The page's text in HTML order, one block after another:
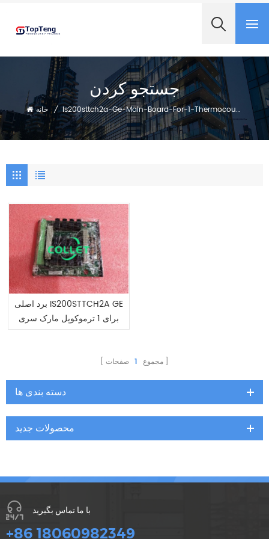
جستجو کردن
خانه / Is200sttch2a-Ge-Main-Board-For-1-Thermocouple
برد اصلی IS200STTCH2A GE
برای 1 ترموکوپل مارک سری
VI
مجموع 1 صفحات
دسته بندی ها
محصولات جدید
با ما تماس بگیرید
+86 18060982349